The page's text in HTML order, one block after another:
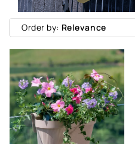
Order by: Relevance